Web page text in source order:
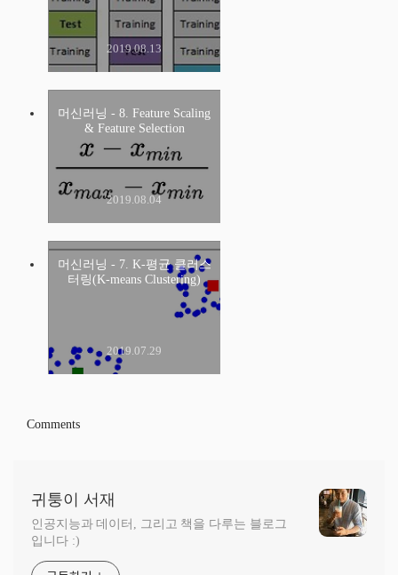
2019.08.13
머신러닝 - 8. Feature Scaling
& Feature Selection
2019.08.04
머신러닝 - 7. K-평균 클러스
터링(K-means Clustering)
2019.07.29
Comments
귀퉁이 서재
인공지능과 데이터, 그리고 책을 다루는 블로그
입니다 :)